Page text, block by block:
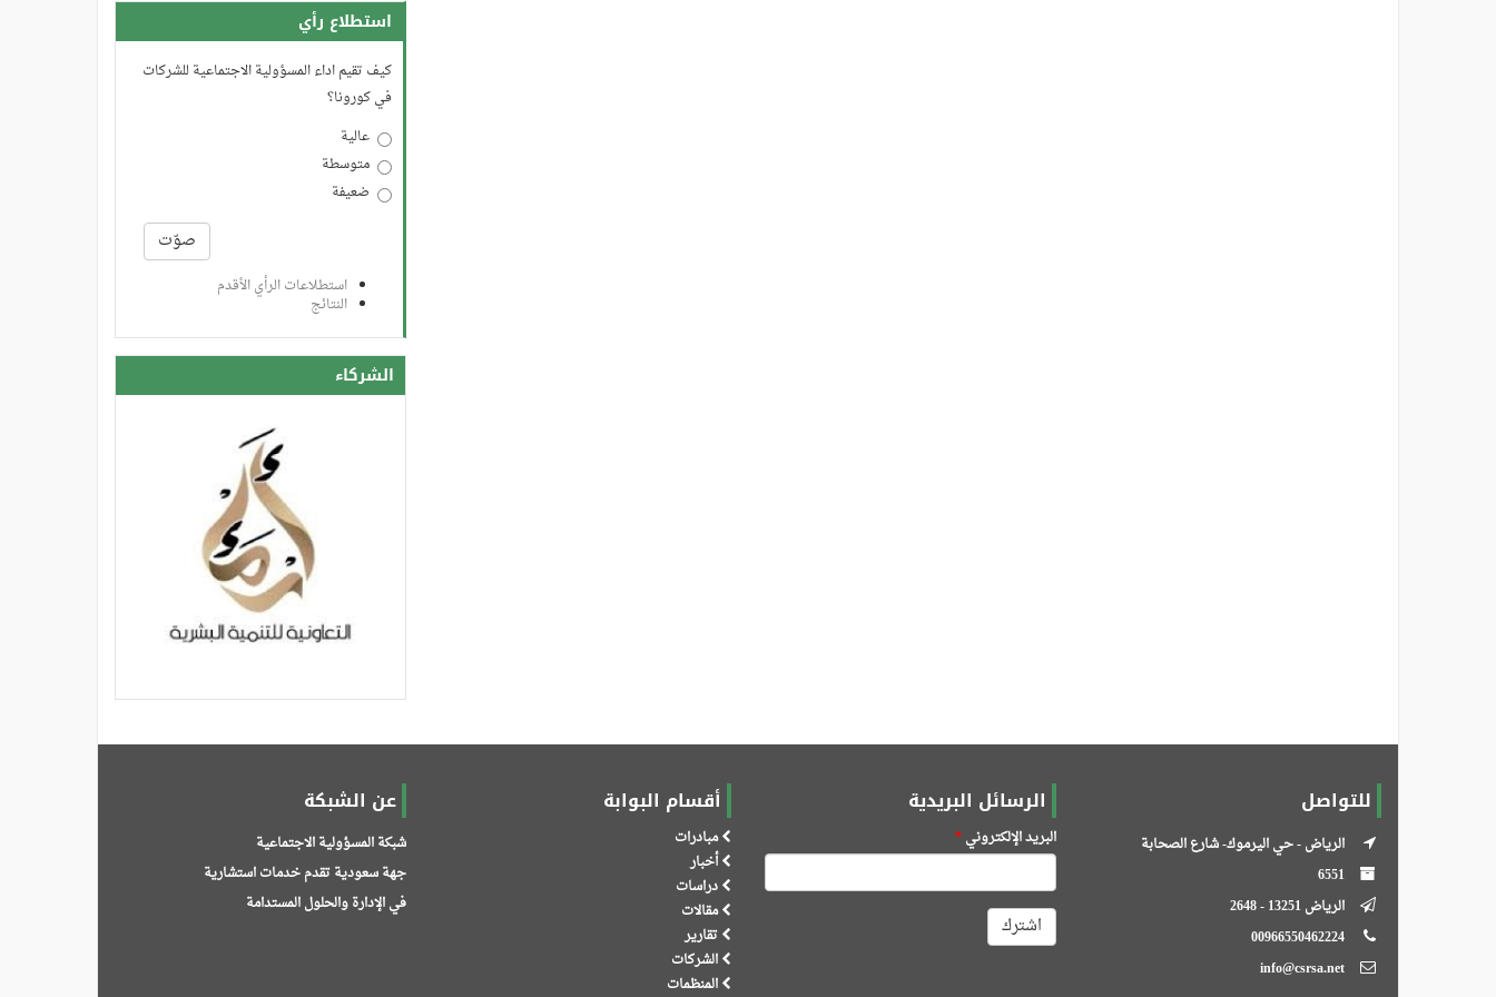
استطلاع رأي
كيف تقيم اداء المسؤولية الاجتماعية للشركات
في كورونا؟
عالية
متوسطة
ضعيفة
صوّت
استطلاعات الرأي الأقدم
النتائج
الشركاء
للتواصل
الرياض - حي اليرموك- شارع الصحابة
الرياض 13251 - 2648
الرسائل البريدية
البريد الإلكتروني*
اشترك
أقسام البوابة
مبادرات
أخبار
دراسات
مقالات
تقارير
الشركات
المنظمات
عن الشبكة
شبكة المسؤولية الاجتماعية
جهة سعودية تقدم خدمات استشارية
في الإدارة والحلول المستدامة